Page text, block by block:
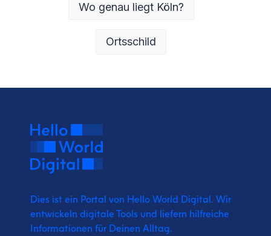
Wo genau liegt Köln?
Ortsschild
Dies ist ein Portal von Hello World Digital. Wir
entwickeln digitale Tools und liefern hilfreiche
Informationen für Deinen Alltag.